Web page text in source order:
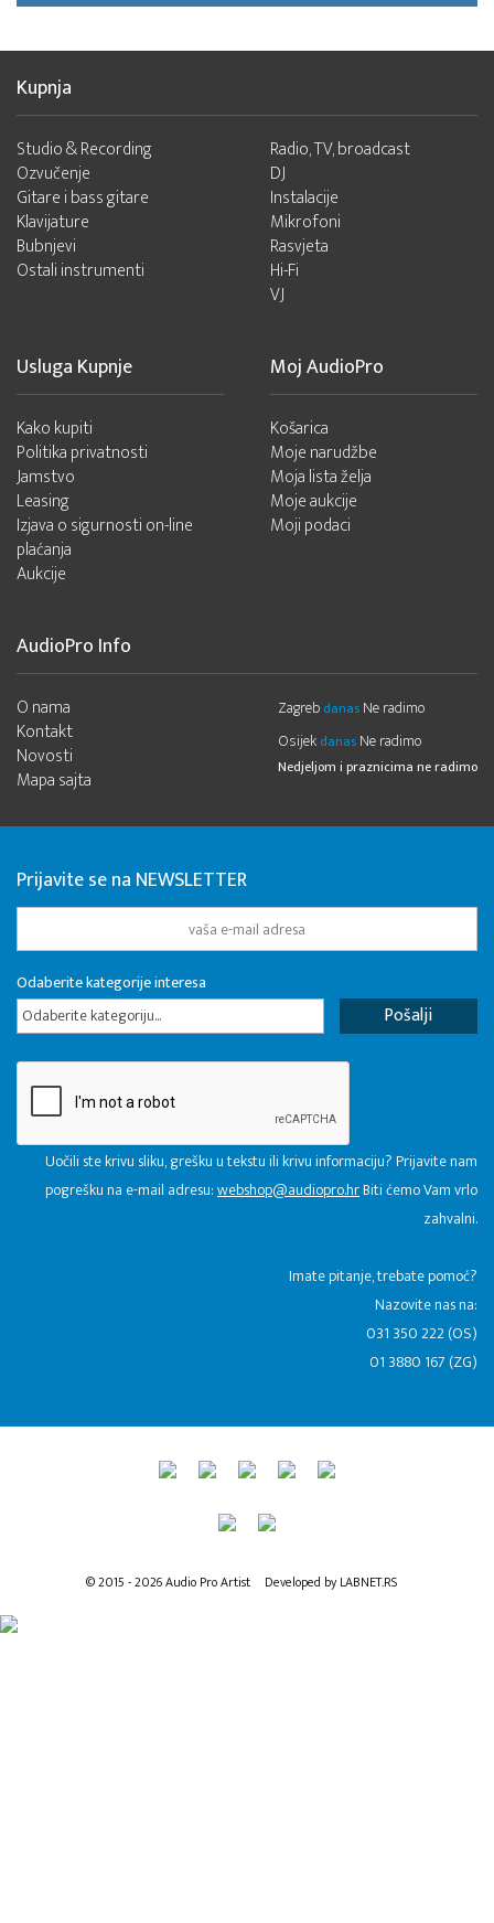
Kupnja
Studio & Recording
Ozvučenje
Gitare i bass gitare
Klavijature
Bubnjevi
Ostali instrumenti
Radio, TV, broadcast
DJ
Instalacije
Mikrofoni
Rasvjeta
Hi-Fi
VJ
Usluga Kupnje
Kako kupiti
Politika privatnosti
Jamstvo
Leasing
Izjava o sigurnosti on-line
plaćanja
Aukcije
Moj AudioPro
Košarica
Moje narudžbe
Moja lista želja
Moje aukcije
Moji podaci
AudioPro Info
O nama
Kontakt
Novosti
Mapa sajta
Zagreb danas Ne radimo
Osijek danas Ne radimo
Nedjeljom i praznicima ne radimo
Prijavite se na NEWSLETTER
Odaberite kategorije interesa
Odaberite kategoriju...
Uočili ste krivu sliku, grešku u tekstu ili krivu informaciju? Prijavite nam
pogrešku na e-mail adresu:webshop@audiopro.hrBiti ćemo Vam vrlo
zahvalni.
​Imate pitanje, trebate pomoć?
Nazovite nas na:
031 350 222 (OS)
01 3880 167 (ZG)
© 2015 - 2026 Audio Pro Artist Developed by LABNET.RS